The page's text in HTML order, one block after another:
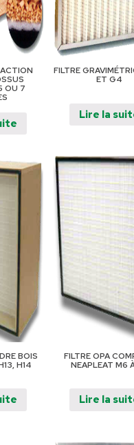
OU 7
FILTRE
ET G4
Lire la
BOIS
H14
FILTRE OPA
NEAPLEAT M6
Lire la